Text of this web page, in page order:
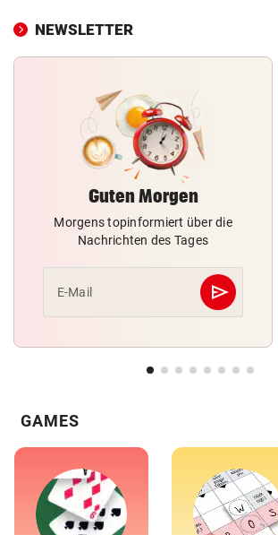
NEWSLETTER
Guten Morgen
Morgens topinformiert über die
Nachrichten des Tages
E-Mail send
Abschicken
GAMES